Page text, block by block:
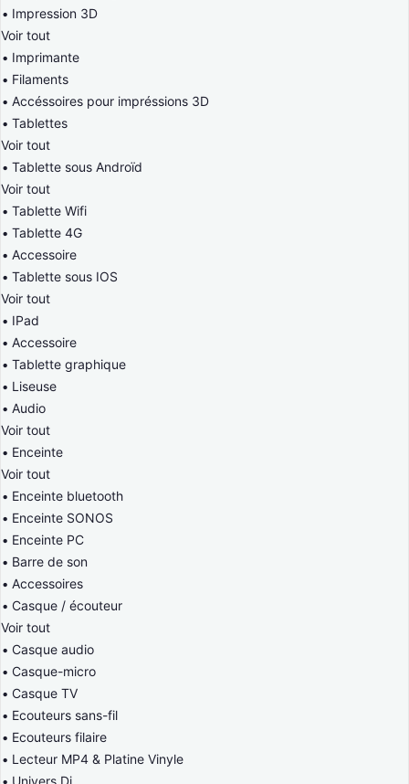
Impression 3D
Voir tout
Imprimante
Filaments
Accéssoires pour impréssions 3D
Tablettes
Voir tout
Tablette sous Androïd
Voir tout
Tablette Wifi
Tablette 4G
Accessoire
Tablette sous IOS
Voir tout
IPad
Accessoire
Tablette graphique
Liseuse
Audio
Voir tout
Enceinte
Voir tout
Enceinte bluetooth
Enceinte SONOS
Enceinte PC
Barre de son
Accessoires
Casque / écouteur
Voir tout
Casque audio
Casque-micro
Casque TV
Ecouteurs sans-fil
Ecouteurs filaire
Lecteur MP4 & Platine Vinyle
Univers Dj